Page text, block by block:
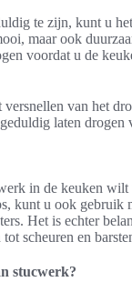
te zijn, kunt u
maar ook
voordat u de
van het
laten
in de keuken
kunt u ook gebruik
Het is echter
scheuren en
stucwerk?